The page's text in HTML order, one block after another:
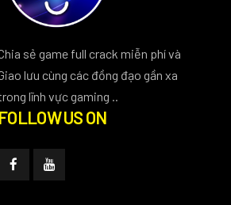
sẻ game full crack miễn phí và
lưu cùng các đồng đạo gần xa
lĩnh vực gaming ..
FOLLOW US ON